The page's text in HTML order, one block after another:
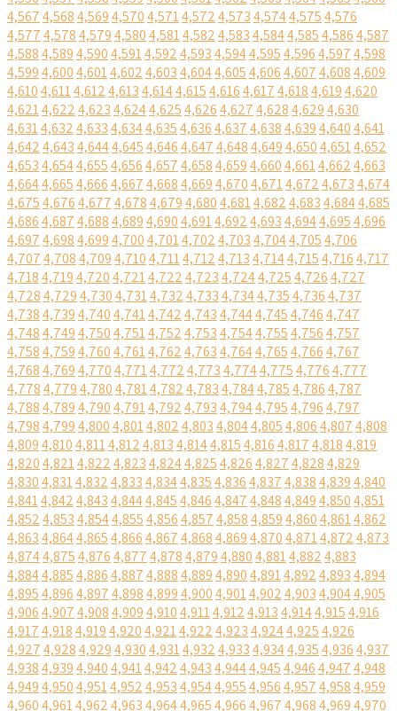
4,5674,5684,5694,5704,5714,5724,5734,5744,5754,576
4,5774,5784,5794,5804,5814,5824,5834,5844,5854,5864,587
4,5884,5894,5904,5914,5924,5934,5944,5954,5964,5974,598
4,5994,6004,6014,6024,6034,6044,6054,6064,6074,6084,609
4,6104,6114,6124,6134,6144,6154,6164,6174,6184,6194,620
4,6214,6224,6234,6244,6254,6264,6274,6284,6294,630
4,6314,6324,6334,6344,6354,6364,6374,6384,6394,6404,641
4,6424,6434,6444,6454,6464,6474,6484,6494,6504,6514,652
4,6534,6544,6554,6564,6574,6584,6594,6604,6614,6624,663
4,6644,6654,6664,6674,6684,6694,6704,6714,6724,6734,674
4,6754,6764,6774,6784,6794,6804,6814,6824,6834,6844,685
4,6864,6874,6884,6894,6904,6914,6924,6934,6944,6954,696
4,6974,6984,6994,7004,7014,7024,7034,7044,7054,706
4,7074,7084,7094,7104,7114,7124,7134,7144,7154,7164,717
4,7184,7194,7204,7214,7224,7234,7244,7254,7264,727
4,7284,7294,7304,7314,7324,7334,7344,7354,7364,737
4,7384,7394,7404,7414,7424,7434,7444,7454,7464,747
4,7484,7494,7504,7514,7524,7534,7544,7554,7564,757
4,7584,7594,7604,7614,7624,7634,7644,7654,7664,767
4,7684,7694,7704,7714,7724,7734,7744,7754,7764,777
4,7784,7794,7804,7814,7824,7834,7844,7854,7864,787
4,7884,7894,7904,7914,7924,7934,7944,7954,7964,797
4,7984,7994,8004,8014,8024,8034,8044,8054,8064,8074,808
4,8094,8104,8114,8124,8134,8144,8154,8164,8174,8184,819
4,8204,8214,8224,8234,8244,8254,8264,8274,8284,829
4,8304,8314,8324,8334,8344,8354,8364,8374,8384,8394,840
4,8414,8424,8434,8444,8454,8464,8474,8484,8494,8504,851
4,8524,8534,8544,8554,8564,8574,8584,8594,8604,8614,862
4,8634,8644,8654,8664,8674,8684,8694,8704,8714,8724,873
4,8744,8754,8764,8774,8784,8794,8804,8814,8824,883
4,8844,8854,8864,8874,8884,8894,8904,8914,8924,8934,894
4,8954,8964,8974,8984,8994,9004,9014,9024,9034,9044,905
4,9064,9074,9084,9094,9104,9114,9124,9134,9144,9154,916
4,9174,9184,9194,9204,9214,9224,9234,9244,9254,926
4,9274,9284,9294,9304,9314,9324,9334,9344,9354,9364,937
4,9384,9394,9404,9414,9424,9434,9444,9454,9464,9474,948
4,9494,9504,9514,9524,9534,9544,9554,9564,9574,9584,959
4,9604,9614,9624,9634,9644,9654,9664,9674,9684,9694,970